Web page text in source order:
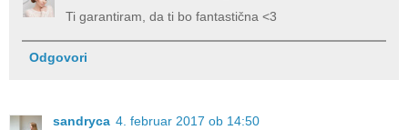
Ti garantiram, da ti bo fantastična <3
Odgovori
sandryca 4. februar 2017 ob 14:50